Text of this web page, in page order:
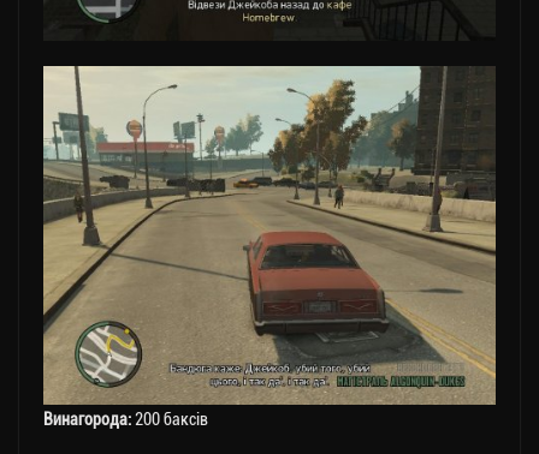
Винагорода:200 баксів